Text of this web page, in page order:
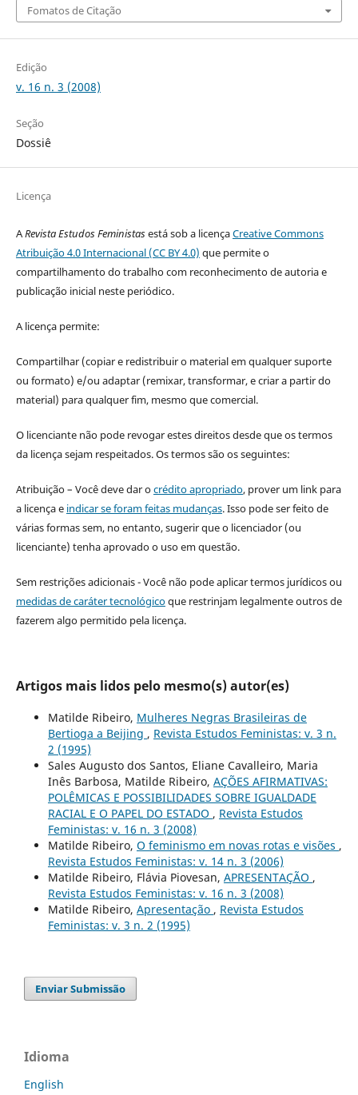
Fomatos de Citação
Edição
v. 16 n. 3 (2008)
Seção
Dossiê
Licença
ARevista Estudos Feministasestá sob a licençaCreative Commons
Atribuição 4.0 Internacional (CC BY 4.0) que permite o
compartilhamento do trabalho com reconhecimento de autoria e
publicação inicial neste periódico.
A licença permite:
Compartilhar (copiar e redistribuir o material em qualquer suporte
ou formato) e/ou adaptar (remixar, transformar, e criar a partir do
material) para qualquer fim, mesmo que comercial.
O licenciante não pode revogar estes direitos desde que os termos
da licença sejam respeitados. Os termos são os seguintes:
Atribuição – Você deve dar ocrédito apropriado, prover um link para
a licença e indicar se foram feitas mudanças. Isso pode ser feito de
várias formas sem, no entanto, sugerir que o licenciador (ou
licenciante) tenha aprovado o uso em questão.
Sem restrições adicionais - Você não pode aplicar termos jurídicos ou
medidas de caráter tecnológicoque restrinjam legalmente outros de
fazerem algo permitido pela licença.
Artigos mais lidos pelo mesmo(s) autor(es)
Matilde Ribeiro, Mulheres Negras Brasileiras de
Bertioga a Beijing , Revista Estudos Feministas: v. 3 n.
2 (1995)
Sales Augusto dos Santos, Eliane Cavalleiro, Maria
Inês Barbosa, Matilde Ribeiro, AÇÕES AFIRMATIVAS:
POLÊMICAS E POSSIBILIDADES SOBRE IGUALDADE
RACIAL E O PAPEL DO ESTADO , Revista Estudos
Feministas: v. 16 n. 3 (2008)
Matilde Ribeiro, O feminismo em novas rotas e visões ,
Revista Estudos Feministas: v. 14 n. 3 (2006)
Matilde Ribeiro, Flávia Piovesan, APRESENTAÇÃO ,
Revista Estudos Feministas: v. 16 n. 3 (2008)
Matilde Ribeiro, Apresentação , Revista Estudos
Feministas: v. 3 n. 2 (1995)
Enviar Submissão
Idioma
English